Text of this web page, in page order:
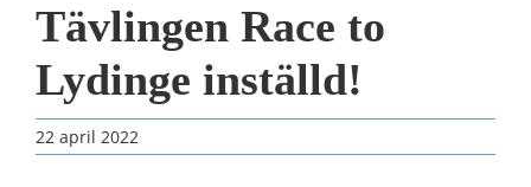
Tävlingen Race to
Lydinge inställd!
22 april 2022